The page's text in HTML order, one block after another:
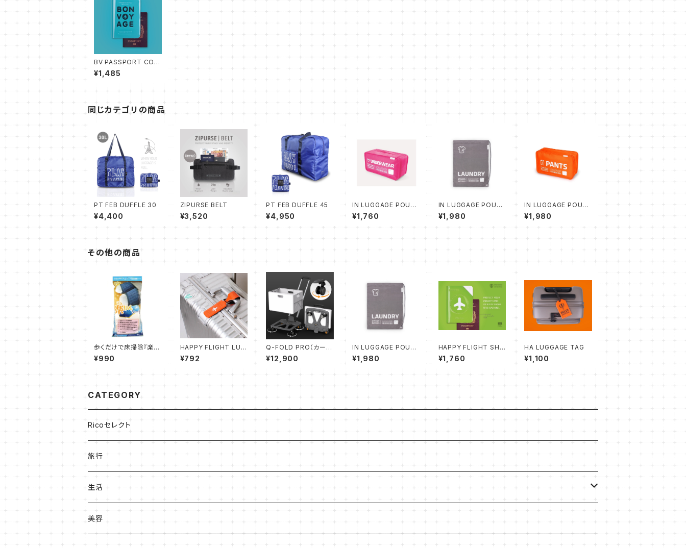
BV PASSPORT COV
ER
¥1,485
同じカテゴリの商品
PT FEB DUFFLE 30
¥4,400
ZIPURSE BELT
¥3,520
PT FEB DUFFLE 45
¥4,950
IN LUGGAGE POUC
H UNDERWEAR
¥1,760
IN LUGGAGE POUC
H LAUNDRY
¥1,980
IN LUGGAGE POUC
H PANTS
¥1,980
その他の商品
歩くだけで床掃除『楽り
んシート』
¥990
HAPPY FLIGHT LUG
GAGE NAME TAG
¥792
Q-FOLD PRO（カート
＋ボックス＋フタ＋ロー
プの４点セット）
¥12,900
IN LUGGAGE POUC
H LAUNDRY
¥1,980
HAPPY FLIGHT SHIE
LD PASSPORT COV
ER
¥1,760
HA LUGGAGE TAG
¥1,100
CATEGORY
Ricoセレクト
旅行
生活
収納
美容